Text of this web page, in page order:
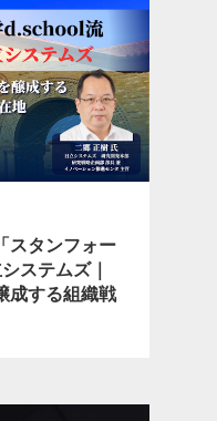
スタンフォー
ステムズ｜
成する組織戦